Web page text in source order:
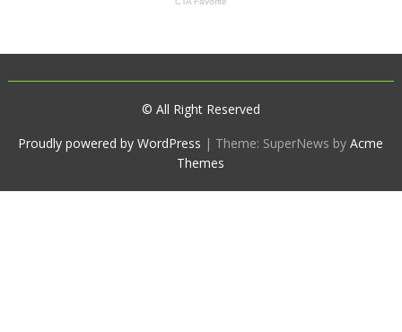
© All Right Reserved
Proudly powered by WordPress | Theme: SuperNews byAcme
Themes